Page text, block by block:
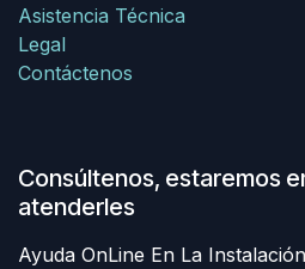
Asistencia Técnica
Legal
Contáctenos
Consúltenos, estaremos
atenderles
Ayuda OnLine En La